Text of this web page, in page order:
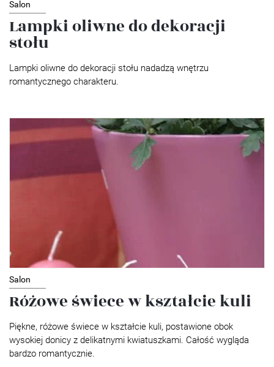
Salon
Lampki oliwne do dekoracji
stołu
Lampki oliwne do dekoracji stołu nadadzą wnętrzu
romantycznego charakteru.
Salon
Różowe świece w kształcie kuli
Piękne, różowe świece w kształcie kuli, postawione obok
wysokiej donicy z delikatnymi kwiatuszkami. Całość wygląda
bardzo romantycznie.